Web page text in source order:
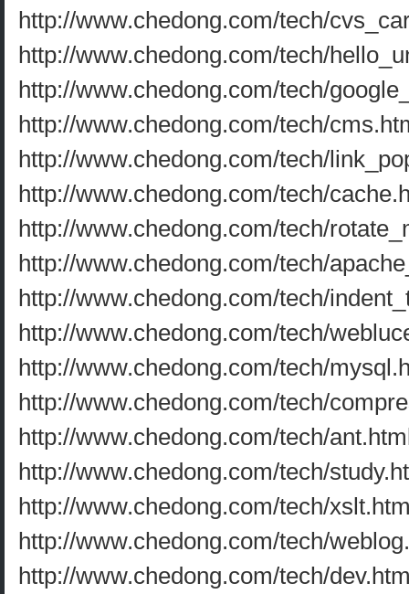
http://www.chedong.com/tech/
http://www.chedong.com/tech/
http://www.chedong.com/tech/
http://www.chedong.com/tech/
http://www.chedong.com/tech/
http://www.chedong.com/tech/
http://www.chedong.com/tech/
http://www.chedong.com/tech/
http://www.chedong.com/tech/
http://www.chedong.com/tech/
http://www.chedong.com/tech/
http://www.chedong.com/tech/
http://www.chedong.com/tech/
http://www.chedong.com/tech/
http://www.chedong.com/tech/
http://www.chedong.com/tech/
http://www.chedong.com/tech/